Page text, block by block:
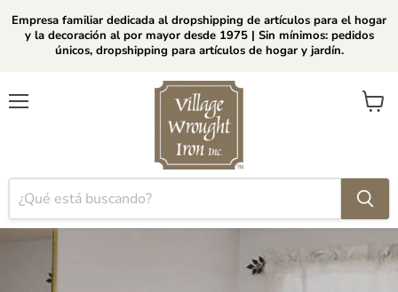
Empresa familiar dedicada al dropshipping de artículos para el hogar
y la decoración al por mayor desde 1975 | Sin mínimos: pedidos
únicos, dropshipping para artículos de hogar y jardín.
Ver